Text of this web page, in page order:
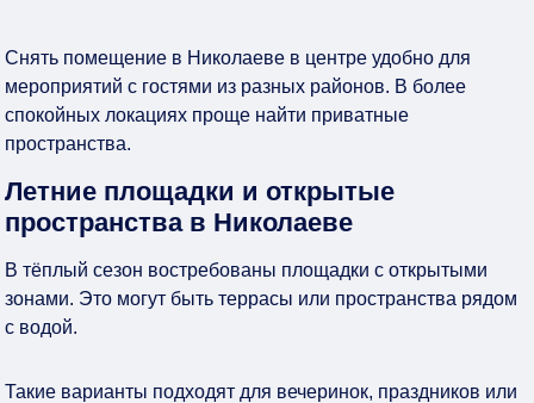
Снять помещение в Николаеве в центре удобно для
мероприятий с гостями из разных районов. В более
спокойных локациях проще найти приватные
пространства.
Летние площадки и открытые
пространства в Николаеве
В тёплый сезон востребованы площадки с открытыми
зонами. Это могут быть террасы или пространства рядом
с водой.
Такие варианты подходят для вечеринок, праздников или